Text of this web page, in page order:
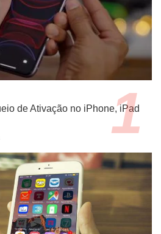
de Ativação no iPhone, iPad